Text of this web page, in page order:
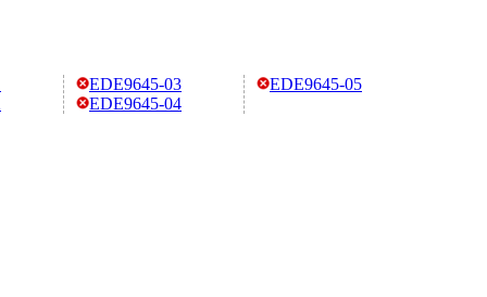
EDE9645-03
EDE9645-04
EDE9645-05